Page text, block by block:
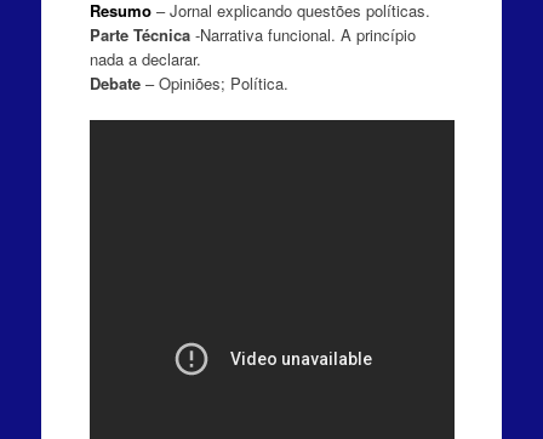
Resumo– Jornal explicando questões políticas.
Parte Técnica-Narrativa funcional. A princípio
nada a declarar.
Debate– Opiniões; Política.